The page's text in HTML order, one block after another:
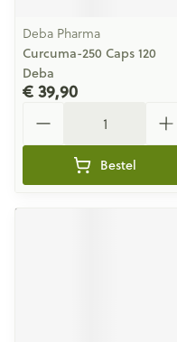
Deba Pharma
Curcuma-250 Caps 120
Deba
€ 39,90
Bestel